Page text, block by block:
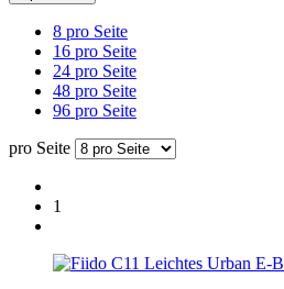
8 pro Seite
16 pro Seite
24 pro Seite
48 pro Seite
96 pro Seite
pro Seite
1